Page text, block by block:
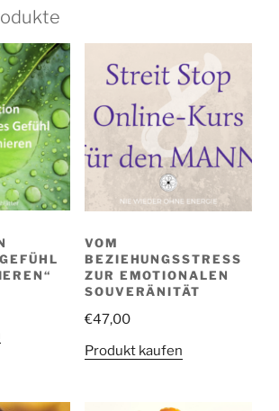
VOM
BEZIEHUNGSSTRESS
ZUR EMOTIONALEN
SOUVERÄNITÄT
€47,00
Produkt kaufen